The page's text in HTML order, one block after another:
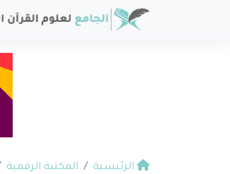
الرئيسية المكتبة الرقمية